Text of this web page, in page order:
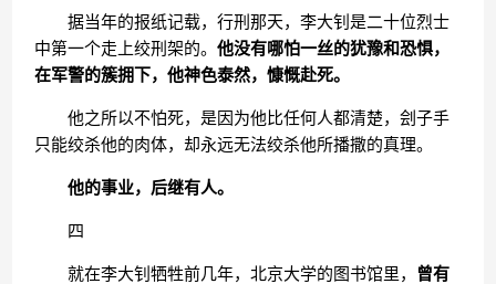
据当年的报纸记载，行刑那天，李大钊是二十位烈士
中第一个走上绞刑架的。他没有哪怕一丝的犹豫和恐惧，
在军警的簇拥下，他神色泰然，慷慨赴死。
他之所以不怕死，是因为他比任何人都清楚，刽子手
只能绞杀他的肉体，却永远无法绞杀他所播撒的真理。
他的事业，后继有人。
四
就在李大钊牺牲前几年，北京大学的图书馆里，
曾有